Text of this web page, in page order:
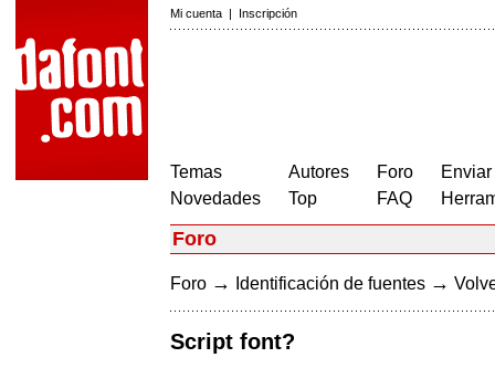
Mi cuenta | Inscripción
Temas
Novedades
Autores
Top
Foro
FAQ
Foro
Foro → Identificación de fuentes →
Script font?